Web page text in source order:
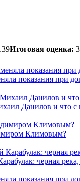
Итоговая оценка:
показания при
Данилов и что
Климовым?
черная
показания при